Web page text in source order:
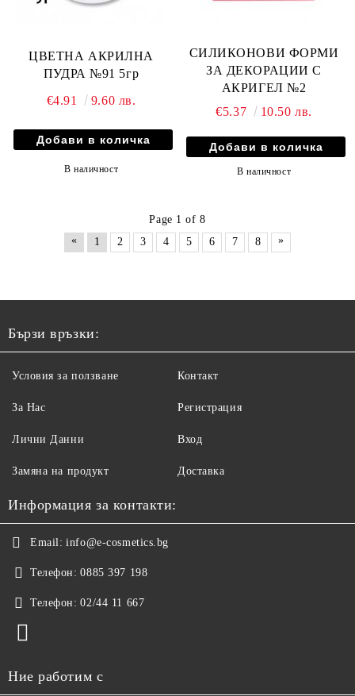
ЦВЕТНА АКРИЛНА
ПУДРА №91 5гр
€4.91 9.60 лв.
В наличност
СИЛИКОНОВИ ФОРМИ
ЗА ДЕКОРАЦИИ С
АКРИГЕЛ №2
€5.37
10.50 лв.
В наличност
Page 1 of 8
«
1 2 3 4 5 6 7 8 »
Бързи връзки:
Условия за ползване
За Нас
Лични Данни
Замяна на продукт
Контакт
Регистрация
Вход
Доставка
Информация за контакти:
Email: info@e-cosmetics.bg
Телефон: 0885 397 198
Телефон: 02/44 11 667
Ние работим с